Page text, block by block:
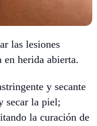
las lesiones
en herida abierta.
y secante
secar la piel;
la curación de